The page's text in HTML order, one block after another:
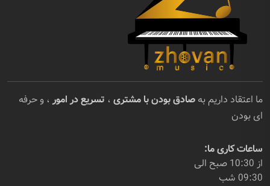
ما اعتقاد داریم به صادق بودن با مشتری ، تسریع در امور ، و حرفه
ای بودن
ساعات کاری ما:
از 10:30 صبح الی
09:30 شب